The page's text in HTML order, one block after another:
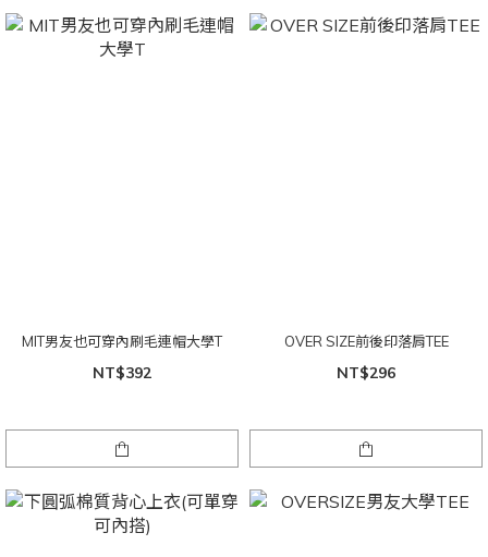
MIT男友也可穿內刷毛連帽大學T
NT$392
OVER SIZE前後印落肩TEE
NT$296